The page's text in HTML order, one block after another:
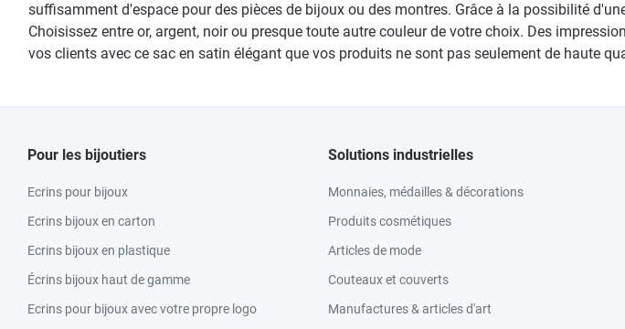
suffisamment d'espace pour des pièces de bijoux ou des montres. Grâce à la possibilité
Choisissez entre or, argent, noir ou presque toute autre couleur de votre choix. Des
vos clients avec ce sac en satin élégant que vos produits ne sont pas seulement de haute
Pour les bijoutiers
Ecrins pour bijoux
Ecrins bijoux en carton
Ecrins bijoux en plastique
Écrins bijoux haut de gamme
Ecrins pour bijoux avec votre propre logo
Solutions industrielles
Monnaies, médailles & décorations
Produits cosmétiques
Articles de mode
Couteaux et couverts
Manufactures & articles d'art